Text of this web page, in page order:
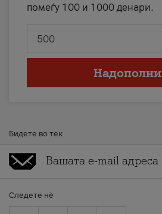
помеѓу 100 и 1000 денари.
Надополни
Бидете во тек
Следете нè